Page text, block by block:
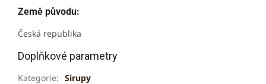
Země původu:
Česká republika
Doplňkové parametry
Kategorie: Sirupy